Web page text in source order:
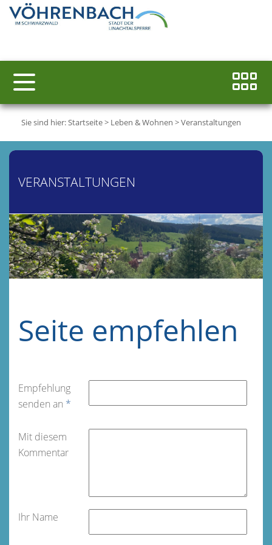
Sie sind hier:Startseite> Leben & Wohnen >Veranstaltungen
VERANSTALTUNGEN
Seite empfehlen
Empfehlung
senden an *
Mit diesem
Kommentar
Ihr Name